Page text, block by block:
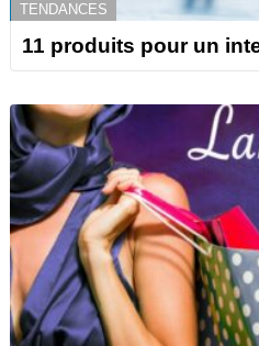
TENDANCES
11 produits pour un